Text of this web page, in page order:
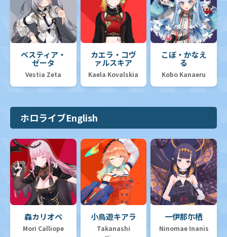
ベスティア・
ゼータ
Vestia Zeta
カエラ・コヴ
ァルスキア
Kaela Kovalskia
こぼ・かなえ
る
Kobo Kanaeru
ホロライブEnglish
森カリオペ
Mori Calliope
小鳥遊キアラ
Takanashi
一伊那尓栖
Ninomae Inanis